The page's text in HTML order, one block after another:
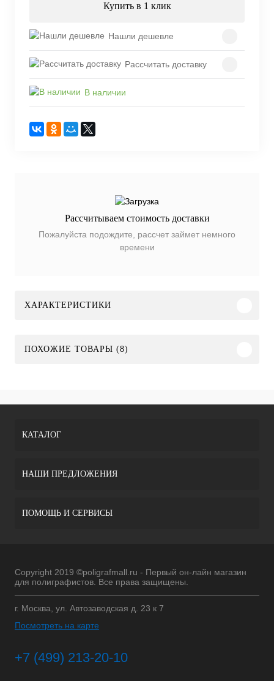
Купить в 1 клик
Нашли дешевле
Рассчитать доставку
В наличии
Рассчитываем стоимость доставки
Пожалуйста подождите, рассчет займет немного
времени
ХАРАКТЕРИСТИКИ
ПОХОЖИЕ ТОВАРЫ (8)
КАТАЛОГ
НАШИ ПРЕДЛОЖЕНИЯ
ПОМОЩЬ И СЕРВИСЫ
Copyright 2019 ©poligrafmall.ru - Первый он-лайн магазин
для полиграфистов. Все права защищены.
г. Москва, ул. Автозаводская д. 23 к 7
Посмотреть на карте
+7 (499) 213-20-10